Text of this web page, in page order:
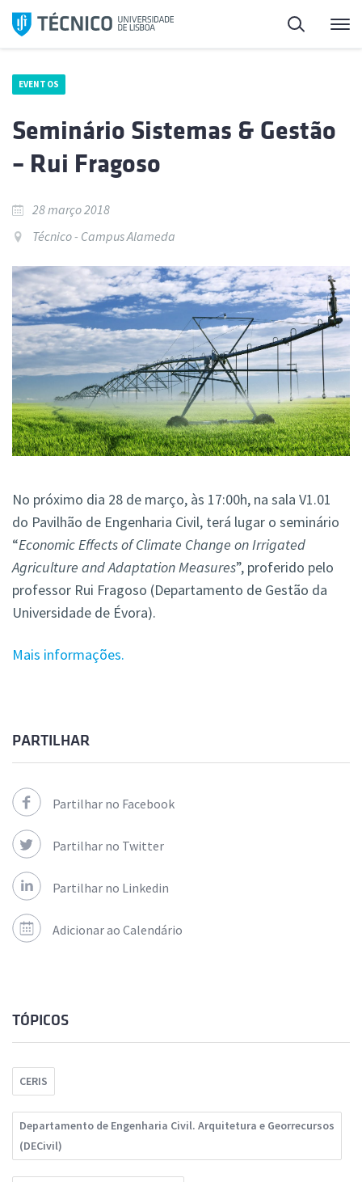
Saltar
para
Pesquisa
EVENTOS
Seminário Sistemas & Gestão
– Rui Fragoso
28 março 2018
Técnico - Campus Alameda
No próximo dia 28 de março, às 17:00h, na sala V1.01
do Pavilhão de Engenharia Civil, terá lugar o seminário
“Economic Effects of Climate Change on Irrigated
Agriculture and Adaptation Measures”, proferido pelo
professor Rui Fragoso (Departamento de Gestão da
Universidade de Évora).
Mais informações.
PARTILHAR
Partilhar no Facebook
Partilhar no Twitter
Partilhar no Linkedin
Adicionar ao Calendário
TÓPICOS
CERIS
Departamento de Engenharia Civil. Arquitetura e Georrecursos
(DECivil)